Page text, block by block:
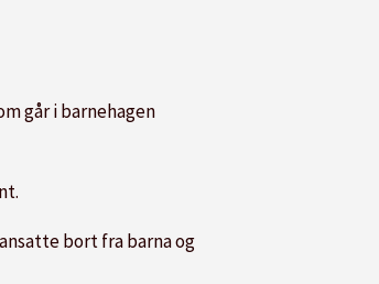
går i barnehagen
bort fra barna og